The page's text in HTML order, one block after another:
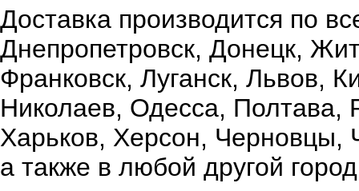
Доставка производится по
Днепропетровск, Донецк,
Франковск, Луганск, Львов,
Николаев, Одесса,
Харьков, Херсон, Черновцы,
а также в любой другой